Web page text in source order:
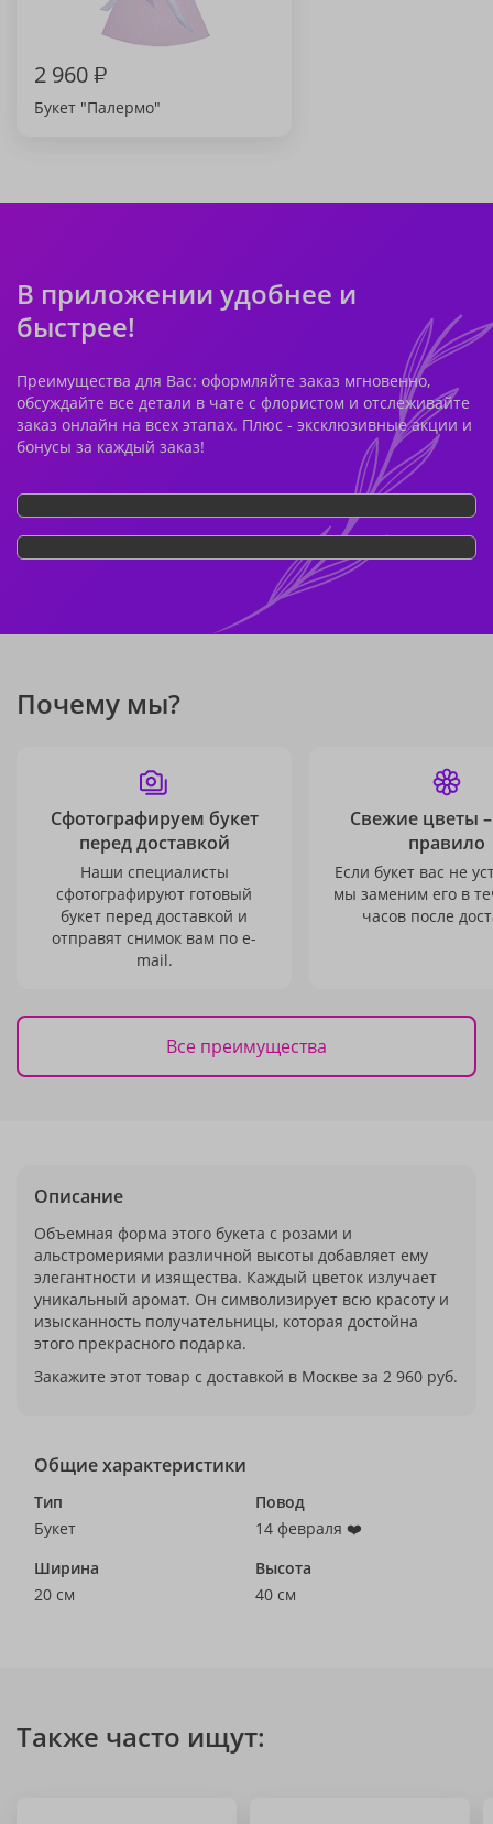
2 960₽
Букет "Палермо"
В приложении удобнее и
быстрее!
Преимущества для Вас: оформляйте заказ мгновенно,
обсуждайте все детали в чате с флористом и отслеживайте
заказ онлайн на всех этапах. Плюс - эксклюзивные акции и
бонусы за каждый заказ!
Почему мы?
Сфотографируем букет
перед доставкой
Наши специалисты
сфотографируют готовый
букет перед доставкой и
отправят снимок вам по e-
mail.
Свежие цветы
правило
Если букет вас не
мы заменим его в
часов после
Все преимущества
Описание
Объемная форма этого букета с розами и
альстромериями различной высоты добавляет ему
элегантности и изящества. Каждый цветок излучает
уникальный аромат. Он символизирует всю красоту и
изысканность получательницы, которая достойна
этого прекрасного подарка.
Закажите этот товар с доставкой в Москве за 2 960 руб.
Общие характеристики
Тип
Букет
Повод
14 февраля ❤️
Ширина
20 см
Высота
40 см
Также часто ищут: